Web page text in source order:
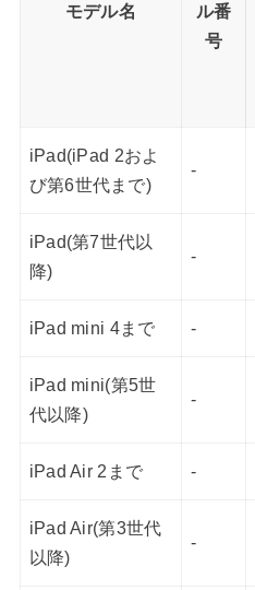
モデル名
ル番
号
iPad(iPad 2およ
び第6世代まで)
-
iPad(第7世代以
降)
-
iPad mini 4まで -
iPad mini(第5世
代以降)
-
iPad Air 2まで -
iPad Air(第3世代
以降)
-